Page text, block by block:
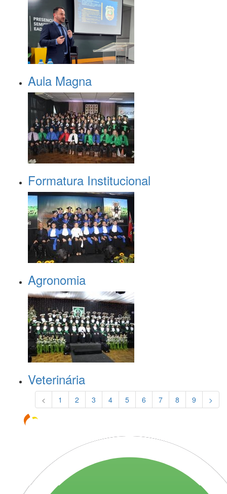
Aula Magna
Formatura Institucional
Agronomia
Veterinária
< 1 2 3 4 5 6 7 8 9 >